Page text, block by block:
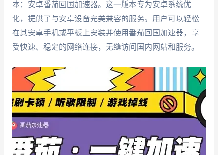
本：安卓番茄回国加速器。这一版本专为安卓系统优
化，提供了与安卓设备完美兼容的服务。用户可以轻松
在其安卓手机或平板上安装并使用番茄回国加速器，享
受快速、稳定的网络连接，无缝访问国内网站和服务。